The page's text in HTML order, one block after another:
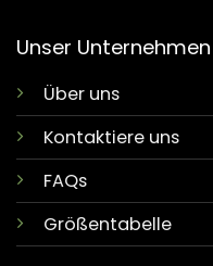
Unser Unternehmen
Über uns
Kontaktiere uns
FAQs
Größentabelle